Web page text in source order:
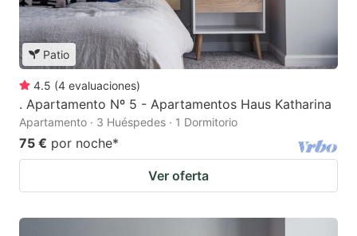
Patio
4.5 (4 evaluaciones)
. Apartamento Nº 5 - Apartamentos Haus Katharina
Apartamento · 3 Huéspedes · 1 Dormitorio
75 € por noche*
Ver oferta